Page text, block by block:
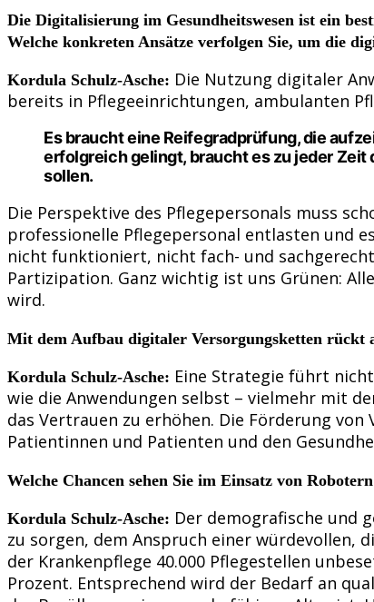
Die Digitalisierung im Gesundheitswesen ist ein
Welche konkreten Ansätze verfolgen Sie, um die
Kordula Schulz-Asche: Die Nutzung digitaler
bereits in Pflegeeinrichtungen, ambulanten
Es braucht eine Reifegradprüfung, die
erfolgreich gelingt, braucht es zu jeder Zeit
sollen.
Die Perspektive des Pflegepersonals muss
professionelle Pflegepersonal entlasten und
nicht funktioniert, nicht fach- und
Partizipation. Ganz wichtig ist uns Grünen:
wird.
Mit dem Aufbau digitaler Versorgungsketten rückt
Kordula Schulz-Asche: Eine Strategie führt
wie die Anwendungen selbst – vielmehr mit
das Vertrauen zu erhöhen. Die Förderung
Patientinnen und Patienten und den
Welche Chancen sehen Sie im Einsatz von
Kordula Schulz-Asche: Der demografische und
zu sorgen, dem Anspruch einer würdevollen,
der Krankenpflege 40.000 Pflegestellen
Prozent. Entsprechend wird der Bedarf an